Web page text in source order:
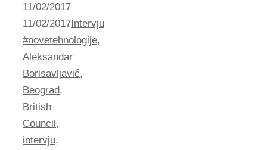
11/02/2017
11/02/2017Intervju
#novetehnologije,
Aleksandar
Borisavljavić,
Beograd,
British
Council,
intervju,